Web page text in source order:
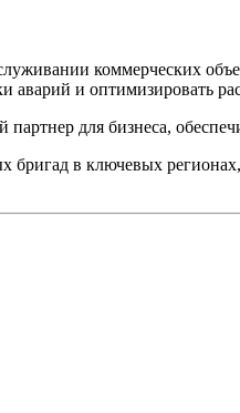
коммерческих
и оптимизировать
для бизнеса,
в ключевых